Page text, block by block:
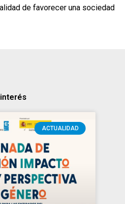
de favorecer una sociedad
ACTUALIDAD